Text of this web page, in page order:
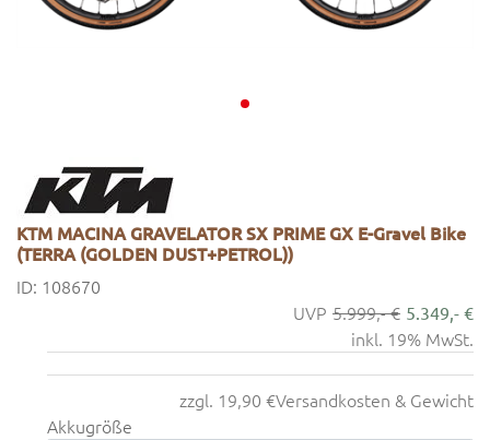
KTM MACINA GRAVELATOR SX PRIME GX E-Gravel Bike
(TERRA (GOLDEN DUST+PETROL))
ID: 108670
5.999,- € 5.349,- €
inkl. 19% MwSt.
zzgl. 19,90 €Versandkosten & Gewicht
Akkugröße